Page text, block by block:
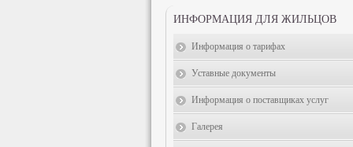
ИНФОРМАЦИЯ ДЛЯ ЖИЛЬЦОВ
Информация о тарифах
Уставные документы
Информация о поставщиках услуг
Галерея